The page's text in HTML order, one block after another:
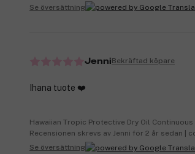
Se översättning
JenniBekräftad köpare
Ihana tuote ❤️
Hawaiian Tropic Protective Dry Oil Continuous
Recensionen skrevs av Jenni för 2 år sedan |
Se översättning